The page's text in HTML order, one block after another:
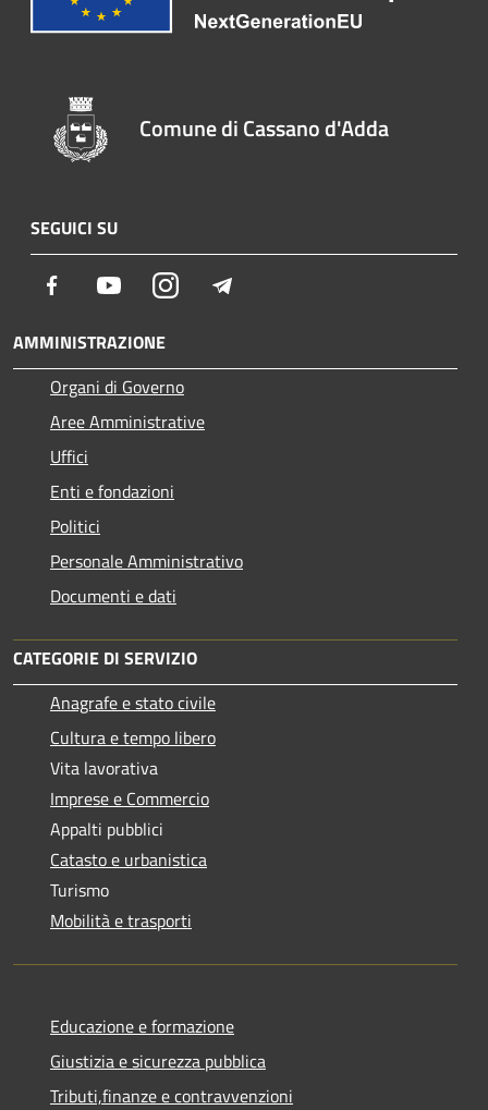
Comune di Cassano d'Adda
SEGUICI SU
Facebook YoutubeInstagram
AMMINISTRAZIONE
Organi di Governo
Aree Amministrative
Uffici
Enti e fondazioni
Politici
Personale Amministrativo
Documenti e dati
CATEGORIE DI SERVIZIO
Anagrafe e stato civile
Cultura e tempo libero
Vita lavorativa
Imprese e Commercio
Appalti pubblici
Catasto e urbanistica
Turismo
Mobilità e trasporti
Educazione e formazione
Giustizia e sicurezza pubblica
Tributi,finanze e contravvenzioni